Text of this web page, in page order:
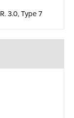
3.0, Type 7